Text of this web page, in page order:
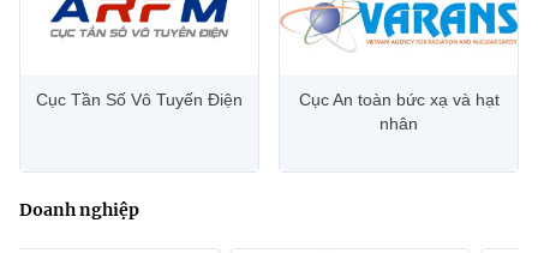
Cục Tần Số Vô Tuyến Điện
Cục An toàn bức xạ và hạt
nhân
Doanh nghiệp